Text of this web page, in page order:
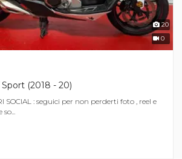
20
0
(2018 - 20)
SOCIAL : seguici per non perderti foto , reel e